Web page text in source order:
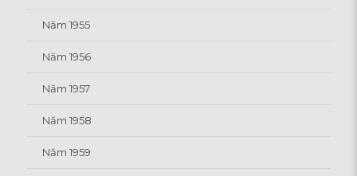
Năm 1955
Năm 1956
Năm 1957
Năm 1958
Năm 1959